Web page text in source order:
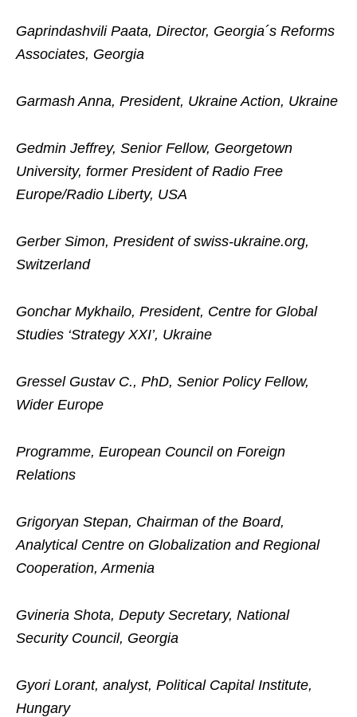
Gaprindashvili Paata, Director, Georgia´s Reforms
Associates, Georgia
Garmash Anna, President, Ukraine Action, Ukraine
Gedmin Jeffrey, Senior Fellow, Georgetown
University, former President of Radio Free
Europe/Radio Liberty, USA
Gerber Simon, President of swiss-ukraine.org,
Switzerland
Gonchar Mykhailo, President, Centre for Global
Studies ‘Strategy XXI’, Ukraine
Gressel Gustav C., PhD, Senior Policy Fellow,
Wider Europe
Programme, European Council on Foreign
Relations
Grigoryan Stepan, Chairman of the Board,
Analytical Centre on Globalization and Regional
Cooperation, Armenia
Gvineria Shota, Deputy Secretary, National
Security Council, Georgia
Gyori Lorant, analyst, Political Capital Institute,
Hungary